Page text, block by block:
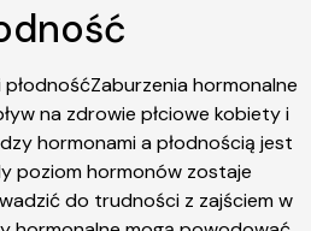
hormonalne
na zdrowie płciowe kobiety i
hormonami a płodnością jest
poziom hormonów zostaje
do trudności z zajściem w